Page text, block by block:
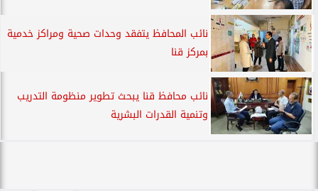
نائب المحافظ يتفقد وحدات صحية ومراكز خدمية
بمركز قنا
نائب محافظ قنا يبحث تطوير منظومة التدريب
وتنمية القدرات البشرية